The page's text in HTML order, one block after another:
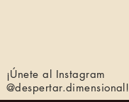
¡Únete al Instagram
@despertar.dimensional!